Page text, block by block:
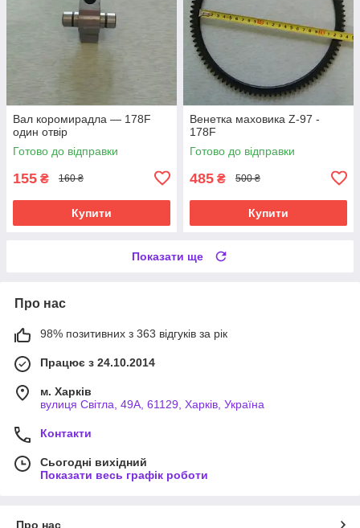
Вал коромирадла — 178F
один отвір
Готово до відправки
155 ₴ 160 ₴
Купити
Венетка маховика Z-97 -
178F
Готово до відправки
485 ₴ 500 ₴
Купити
Показати ще
Про нас
98% позитивних з 363 відгуків за рік
Працює з 24.10.2014
м. Харків
вулиця Світла, 49А, 61129, Харків, Україна
Контакти
Сьогодні вихідний
Показати весь графік роботи
Про нас